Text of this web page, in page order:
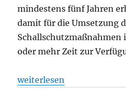
mindestens fünf Jahren
damit für die Umsetzung
Schallschutzmaßnahmen
oder mehr Zeit zur
„Umsetzung des
weiterlesen